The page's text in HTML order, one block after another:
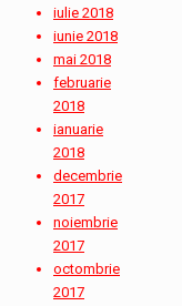
iulie 2018
iunie 2018
mai 2018
februarie
2018
ianuarie
2018
decembrie
2017
noiembrie
2017
octombrie
2017